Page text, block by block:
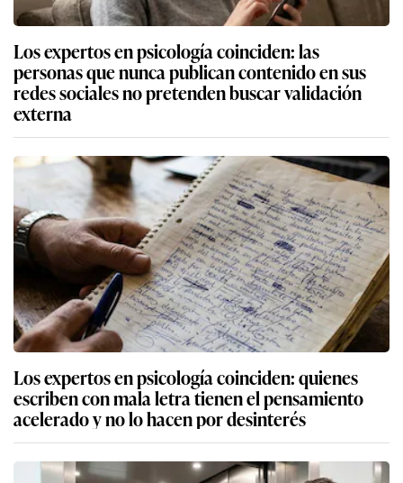
Los expertos en psicología coinciden: las
personas que nunca publican contenido en sus
redes sociales no pretenden buscar validación
externa
Los expertos en psicología coinciden: quienes
escriben con mala letra tienen el pensamiento
acelerado y no lo hacen por desinterés